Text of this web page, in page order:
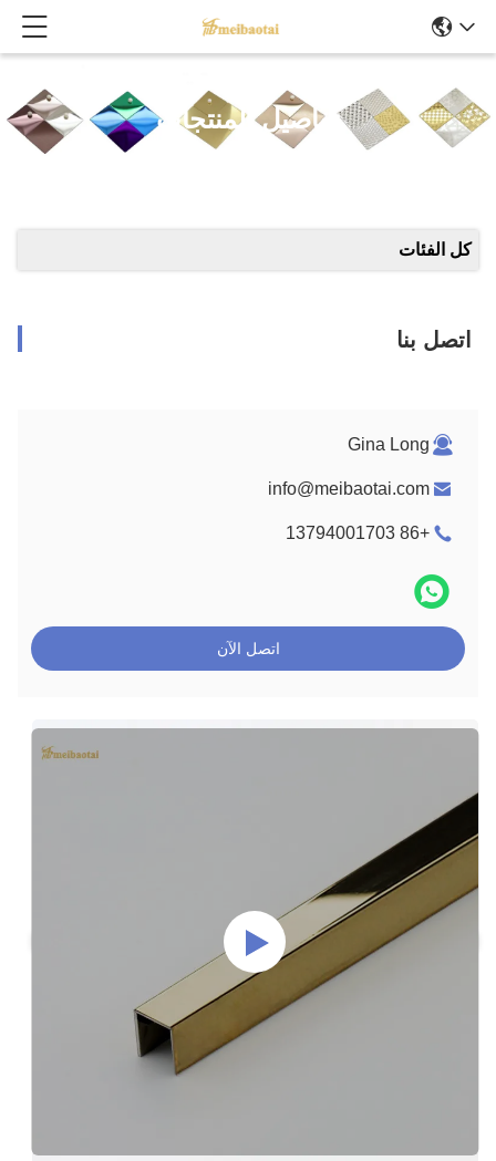
تفاصيل المنتجات
كل الفئات
اتصل بنا
Gina Long
info@meibaotai.com
+86 13794001703
اتصل الآن